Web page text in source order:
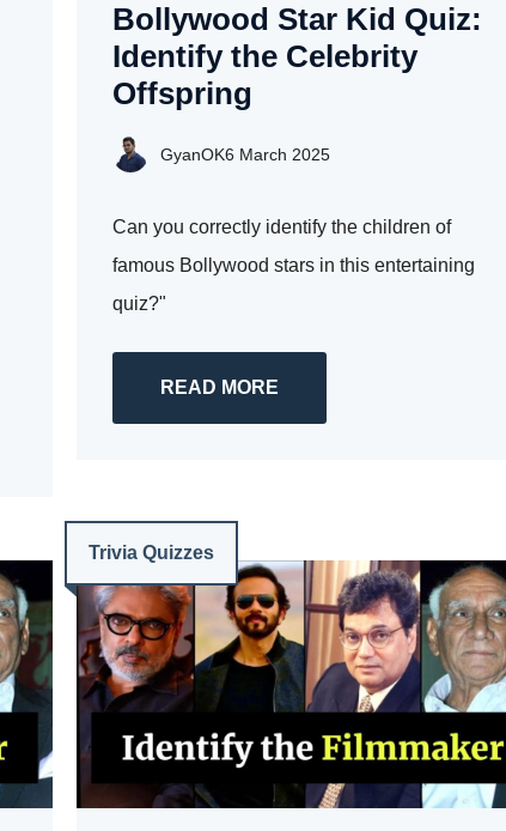
Bollywood Star Kid Quiz:
Identify the Celebrity
Offspring
GyanOK6 March 2025
Can you correctly identify the children of
famous Bollywood stars in this entertaining
quiz?"
READ MORE
Trivia Quizzes